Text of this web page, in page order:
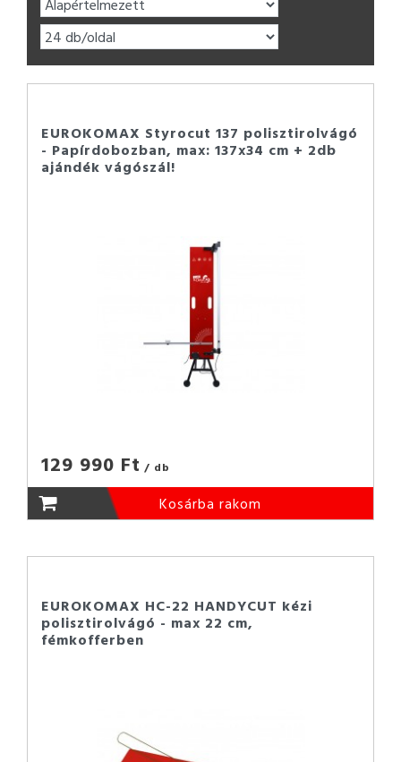
EUROKOMAX Styrocut 137 polisztirolvágó
- Papírdobozban, max: 137x34 cm + 2db
ajándék vágószál!
129 990 Ft / db
Kosárba rakom
EUROKOMAX HC-22 HANDYCUT kézi
polisztirolvágó - max 22 cm,
fémkofferben